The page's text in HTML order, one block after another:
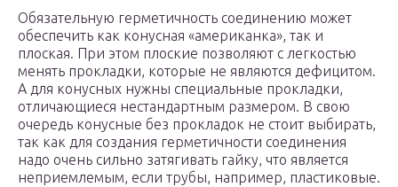
Обязательную герметичность соединению может
обеспечить как конусная «американка», так и
плоская. При этом плоские позволяют с легкостью
менять прокладки, которые не являются дефицитом.
А для конусных нужны специальные прокладки,
отличающиеся нестандартным размером. В свою
очередь конусные без прокладок не стоит выбирать,
так как для создания герметичности соединения
надо очень сильно затягивать гайку, что является
неприемлемым, если трубы, например, пластиковые.